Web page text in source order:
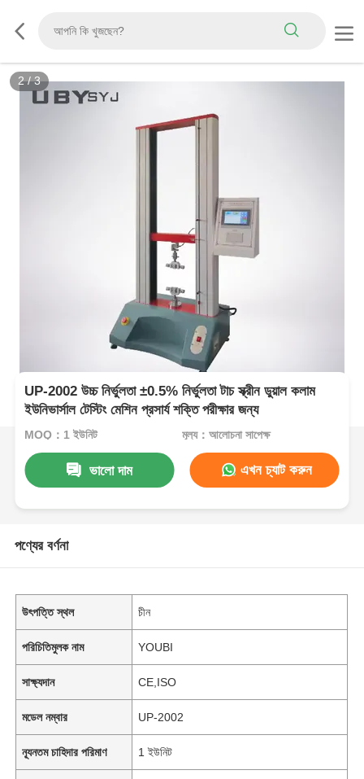
3/3
UP-2002 উচ্চ নির্ভুলতা ±0.5% নির্ভুলতা টাচ স্ক্রীন ডুয়াল কলাম
ইউনিভার্সাল টেস্টিং মেশিন প্রসার্য শক্তি পরীক্ষার জন্য
MOQ：1 ইউনিট মূল্য：আলোচনা সাপেক্ষ
ভালো দাম এখন চ্যাট করুন
পণ্যের বর্ণনা
উৎপত্তি স্থল চীন
পরিচিতিমুলক নাম YOUBI
সাক্ষ্যদান CE,ISO
মডেল নম্বার UP-2002
ন্যূনতম চাহিদার পরিমাণ 1 ইউনিট